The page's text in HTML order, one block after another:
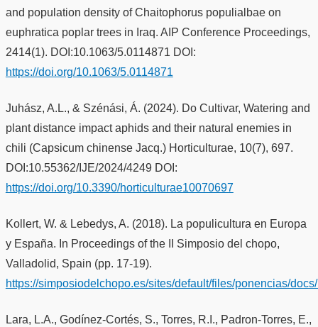
and population density of Chaitophorus populialbae on
euphratica poplar trees in Iraq. AIP Conference Proceedings,
2414(1). DOI:10.1063/5.0114871 DOI:
https://doi.org/10.1063/5.0114871
Juhász, A.L., & Szénási, Á. (2024). Do Cultivar, Watering and
plant distance impact aphids and their natural enemies in
chili (Capsicum chinense Jacq.) Horticulturae, 10(7), 697.
DOI:10.55362/IJE/2024/4249 DOI:
https://doi.org/10.3390/horticulturae10070697
Kollert, W. & Lebedys, A. (2018). La populicultura en Europa
y España. In Proceedings of the II Simposio del chopo,
Valladolid, Spain (pp. 17-19).
https://simposiodelchopo.es/sites/default/files/ponencias/
Lara, L.A., Godínez-Cortés, S., Torres, R.I., Padron-Torres, E.,